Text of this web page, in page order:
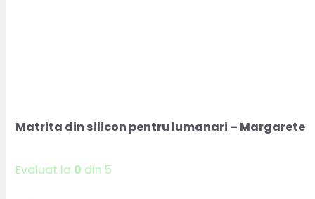
Matrita din silicon pentru lumanari – Margarete
Evaluat la 0 din 5